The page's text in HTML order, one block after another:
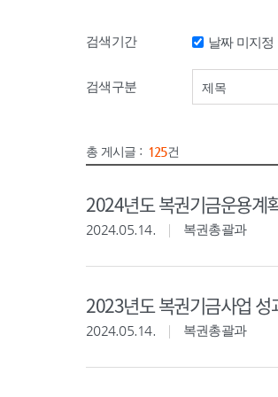
검색기간 날짜 미지정
검색구분 제목
총 게시글 : 125건
2024년도 복권기금운용계
2024.05.14. 복권총괄과
2023년도 복권기금사업 성
2024.05.14. 복권총괄과